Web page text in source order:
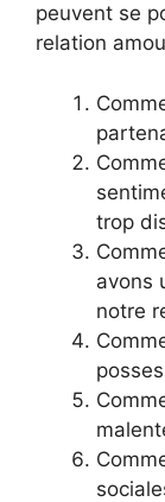
peuvent se
relation
trop
avons
notre